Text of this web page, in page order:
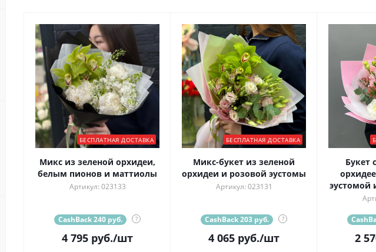
БЕСПЛАТНАЯ ДОСТАВКА
Микс из зеленой орхидеи,
белым пионов и маттиолы
Артикул: 023133
CashBack 240 руб. ?
4 795 руб./шт
БЕСПЛАТНАЯ ДОСТАВКА
Микс-букет из зеленой
орхидеи и розовой эустомы
Артикул: 023131
CashBack 203 руб. ?
4 065 руб./шт
Букет
2